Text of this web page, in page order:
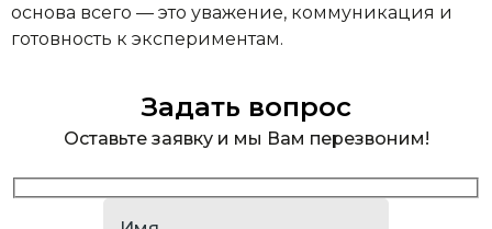
основа всего — это уважение, коммуникация и
готовность к экспериментам.
Задать вопрос
Оставьте заявку и мы Вам перезвоним!